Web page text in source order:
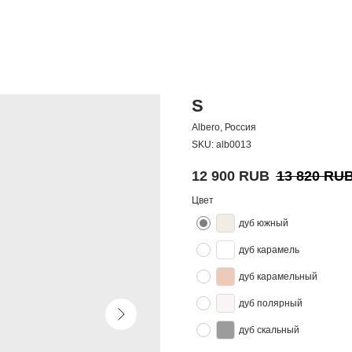
S
Albero, Россия
SKU: alb0013
12 900 RUB 13 820
Цвет
дуб южный
дуб карамель
дуб карамельный
дуб полярный
дуб скальный